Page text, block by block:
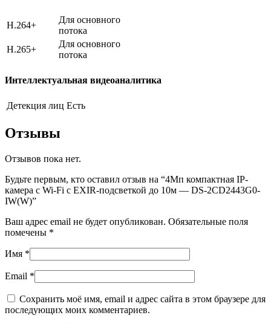
H.264+
Для основного
потока
H.265+
Для основного
потока
Интеллектуальная видеоаналитика
Детекция лиц Есть
Отзывы
Отзывов пока нет.
Будьте первым, кто оставил отзыв на “4Мп компактная IP-
камера с Wi-Fi с EXIR-подсветкой до 10м — DS-2CD2443G0-
IW(W)”
Ваш адрес email не будет опубликован. Обязательные поля
помечены *
Имя *
Email *
Сохранить моё имя, email и адрес сайта в этом браузере для
последующих моих комментариев.